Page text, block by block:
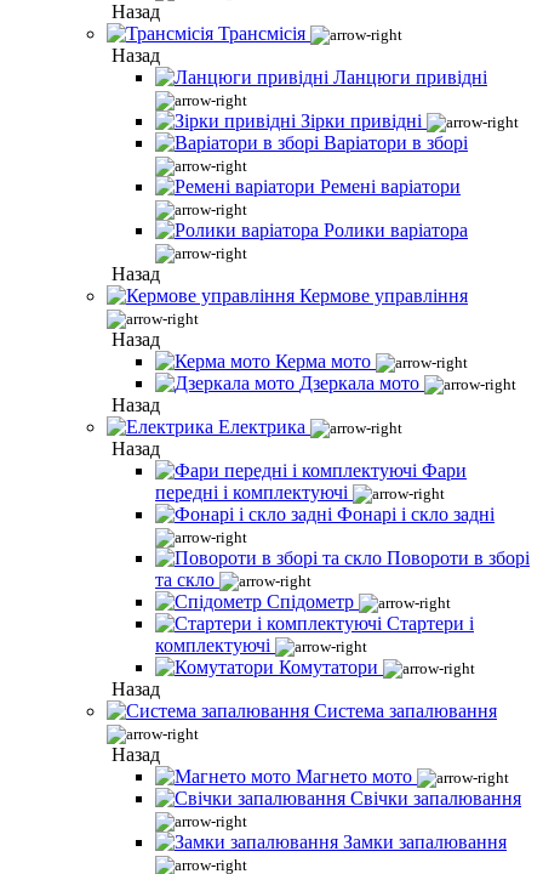
Назад
Трансмісія
Назад
Ланцюги привідні
Зірки привідні
Варіатори в зборі
Ремені варіатори
Ролики варіатора
Назад
Кермове управління
Назад
Керма мото
Дзеркала мото
Назад
Електрика
Назад
Фари
передні і комплектуючі
Фонарі і скло задні
Повороти в зборі
та скло
Спідометр
Стартери і
комплектуючі
Комутатори
Назад
Система запалювання
Назад
Магнето мото
Свічки запалювання
Замки запалювання